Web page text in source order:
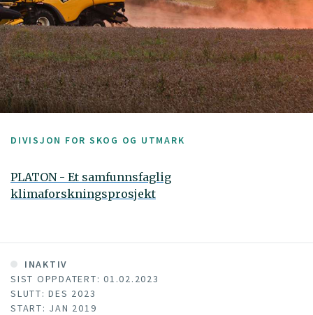
DIVISJON FOR SKOG OG UTMARK
PLATON - Et samfunnsfaglig
klimaforskningsprosjekt
INAKTIV
SIST OPPDATERT: 01.02.2023
SLUTT: DES 2023
START: JAN 2019